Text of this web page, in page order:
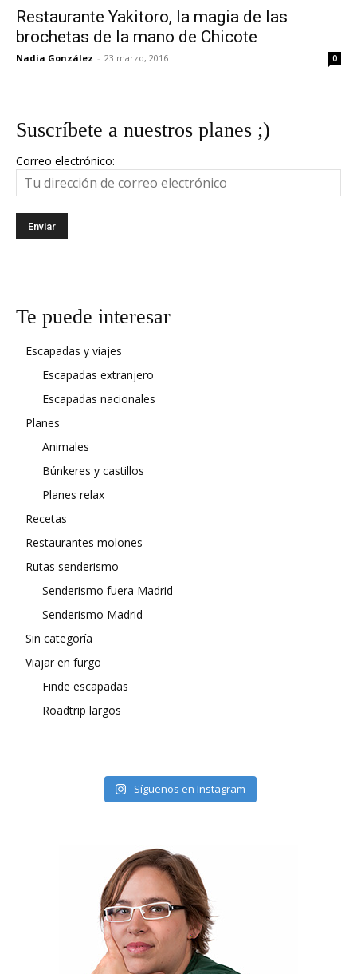
Restaurante Yakitoro, la magia de las
brochetas de la mano de Chicote
Nadia González - 23 marzo, 2016 0
Suscríbete a nuestros planes ;)
Correo electrónico:
Te puede interesar
Escapadas y viajes
Escapadas extranjero
Escapadas nacionales
Planes
Animales
Búnkeres y castillos
Planes relax
Recetas
Restaurantes molones
Rutas senderismo
Senderismo fuera Madrid
Senderismo Madrid
Sin categoría
Viajar en furgo
Finde escapadas
Roadtrip largos
Síguenos en Instagram